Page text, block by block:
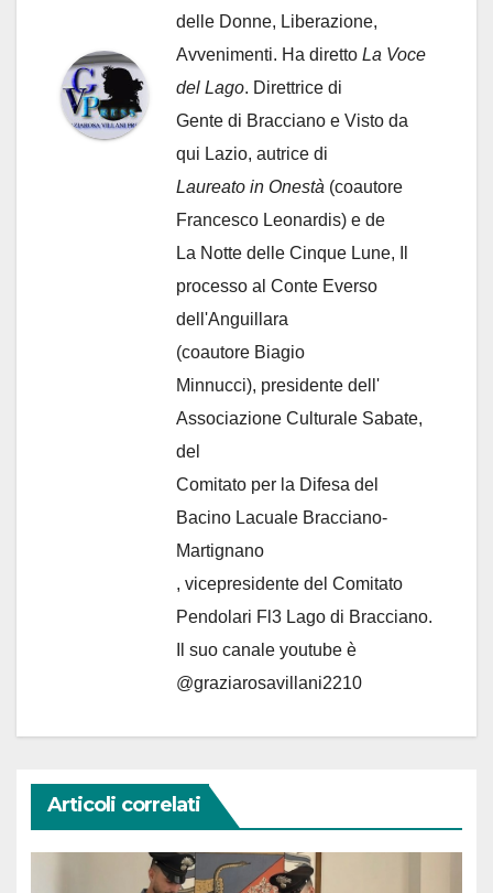
delle Donne, Liberazione,
Avvenimenti. Ha diretto La Voce
del Lago. Direttrice di
Gente di Bracciano e Visto da
qui Lazio, autrice di
Laureato in Onestà (coautore
Francesco Leonardis) e de
La Notte delle Cinque Lune, Il
processo al Conte Everso
dell'Anguillara
(coautore Biagio
Minnucci), presidente dell'
Associazione Culturale Sabate,
del
Comitato per la Difesa del
Bacino Lacuale Bracciano-
Martignano
, vicepresidente del Comitato
Pendolari Fl3 Lago di Bracciano.
Il suo canale youtube è
@graziarosavillani2210
Articoli correlati